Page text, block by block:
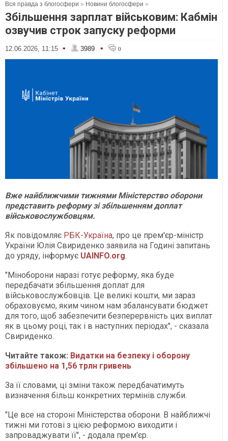
Вся правда з блогосфери » Новини блогосфери »
Збільшення зарплат військовим: Кабмін
озвучив строк запуску реформи
12.06.2026, 11:15 • 3989 • 0
Вже найближчими тижнями Міністерство оборони
представить реформу зі збільшенням доплат
військовослужбовцям.
Як повідомляє РБК-Україна, про це прем'єр-міністр
України Юлія Свириденко заявила на Годині запитань
до уряду, інформує UAINFO.org.
"Міноборони наразі готує реформу, яка буде
передбачати збільшення доплат для
військовослужбовців. Це великі кошти, ми зараз
обраховуємо, яким чином нам збалансувати бюджет
для того, щоб забезпечити безперервність цих виплат
як в цьому році, так і в наступних періодах", - сказала
Свириденко.
Читайте також: Видатки на безпеку і оборону
збільшено на 1,56 трлн гривень
За її словами, ці зміни також передбачатимуть
визначення більш конкретних термінів служби.
"Це все на стороні Міністерства оборони. В найближчі
тижні ми готові з цією реформою виходити і
запроваджувати її", - додала прем'єр.